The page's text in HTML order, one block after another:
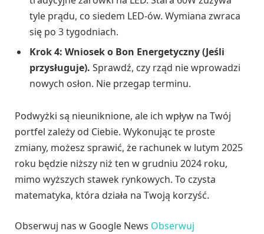
tyle prądu, co siedem LED-ów. Wymiana zwraca
się po 3 tygodniach.
Krok 4: Wniosek o Bon Energetyczny (Jeśli
przysługuje). Sprawdź, czy rząd nie wprowadzi
nowych osłon. Nie przegap terminu.
Podwyżki są nieuniknione, ale ich wpływ na Twój
portfel zależy od Ciebie. Wykonując te proste
zmiany, możesz sprawić, że rachunek w lutym 2025
roku będzie niższy niż ten w grudniu 2024 roku,
mimo wyższych stawek rynkowych. To czysta
matematyka, która działa na Twoją korzyść.
Obserwuj nas w Google News Obserwuj